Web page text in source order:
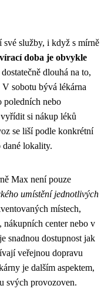
služby, i když s mírně
doba je obvykle
dlouhá na to,
sobotu bývá lékárna
poledních nebo
si nákup léků
se liší podle konkrétní
lokality.
Max není pouze
umístění jednotlivých
místech,
center nebo v
snadnou dostupnost jak
veřejnou dopravu
je dalším aspektem,
svých provozoven.